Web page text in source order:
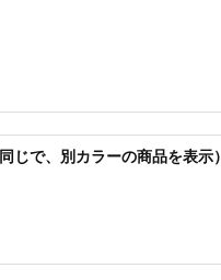
じで、別カラーの商品を表示）